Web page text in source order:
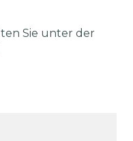
Sie unter der